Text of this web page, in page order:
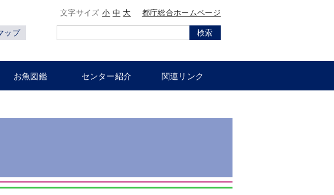
文字サイズ小 中 大 都庁総合ホームページ
ップ 検索
お魚図鑑 センター紹介 関連リンク